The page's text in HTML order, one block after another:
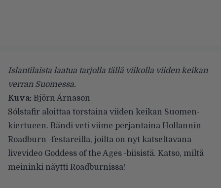
Islantilaista laatua tarjolla tällä viikolla viiden keikan
verran Suomessa.
Kuva: Björn Árnason
Sólstafir aloittaa torstaina viiden keikan Suomen-
kiertueen. Bändi veti viime perjantaina Hollannin
Roadburn -festareilla, joilta on nyt katseltavana
livevideo Goddess of the Ages -biisistä. Katso, miltä
meininki näytti Roadburnissa!